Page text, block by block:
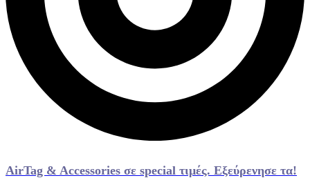
AirTag & Accessories σε special τιμές. Εξεύρενησε τα!